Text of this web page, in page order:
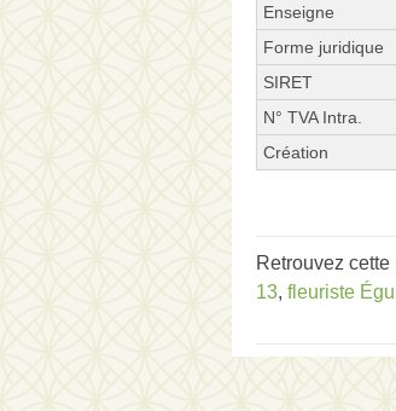
Enseigne
Forme juridique
SIRET
N° TVA Intra.
Création
Retrouvez
13, fleuriste